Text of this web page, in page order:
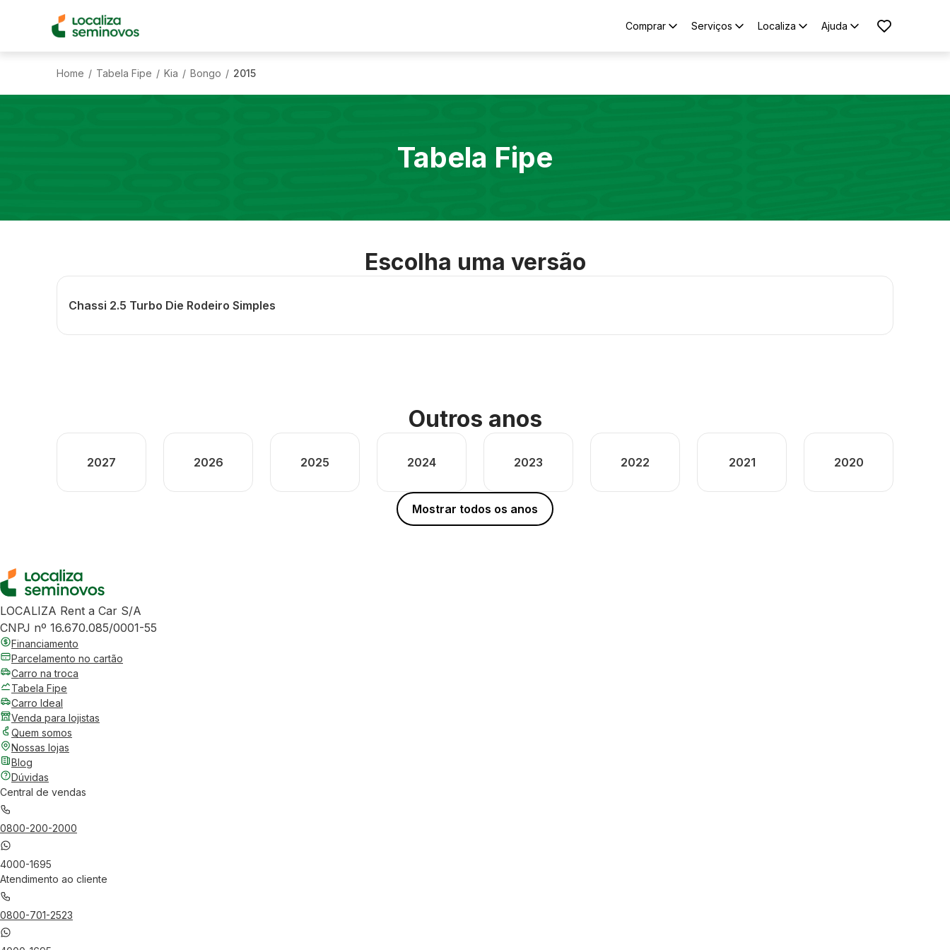
Comprar Serviços Localiza Ajuda
Home / Tabela Fipe / Kia / Bongo / 2015
Tabela Fipe
Escolha uma versão
Chassi 2.5 Turbo Die Rodeiro Simples
Outros anos
2027 2026 2025 2024 2023 2022 2021 2020
Mostrar todos os anos
LOCALIZA Rent a Car S/A
CNPJ nº 16.670.085/0001-55
Financiamento
Parcelamento no cartão
Carro na troca
Tabela Fipe
Carro Ideal
Venda para lojistas
Quem somos
Nossas lojas
Blog
Dúvidas
Central de vendas
0800-200-2000
4000-1695
Atendimento ao cliente
0800-701-2523